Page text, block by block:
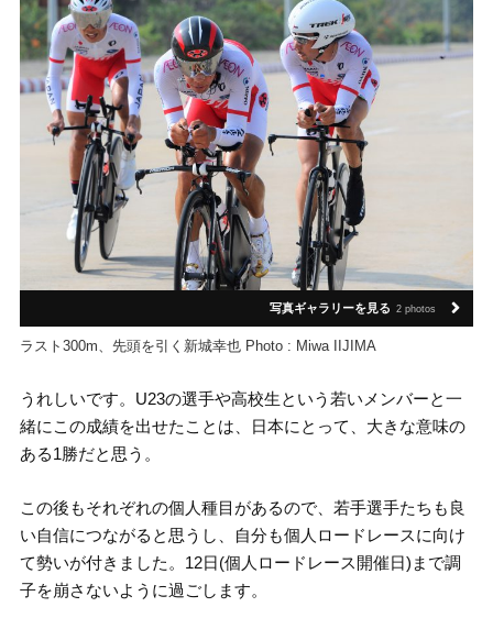
写真ギャラリーを見る 2 photos
​ラスト300m、先頭を引く新城幸也 Photo : Miwa IIJIMA
うれしいです。U23の選手や高校生という若いメンバーと一
緒にこの成績を出せたことは、日本にとって、大きな意味の
ある1勝だと思う。
この後もそれぞれの個人種目があるので、若手選手たちも良
い自信につながると思うし、自分も個人ロードレースに向け
て勢いが付きました。12日(個人ロードレース開催日)まで調
子を崩さないように過ごします。